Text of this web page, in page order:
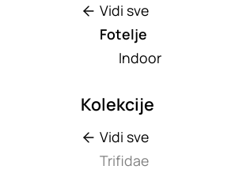
Vidi sve
Fotelje
Indoor
Kolekcije
Vidi sve
Trifidae